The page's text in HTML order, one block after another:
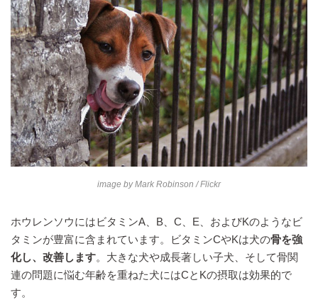
image byMark Robinson / Flickr
ホウレンソウにはビタミンA、B、C、E、およびKのようなビ
タミンが豊富に含まれています。ビタミンCやKは犬の骨を強
化し、改善します。大きな犬や成長著しい子犬、そして骨関
連の問題に悩む年齢を重ねた犬にはCとKの摂取は効果的で
す。